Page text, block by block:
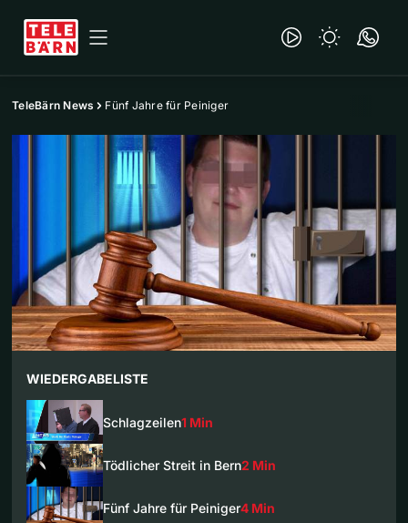
TeleBärn News Fünf Jahre für Peiniger
WIEDERGABELISTE
Schlagzeilen1 Min
Tödlicher Streit in Bern2 Min
Fünf Jahre für Peiniger4 Min